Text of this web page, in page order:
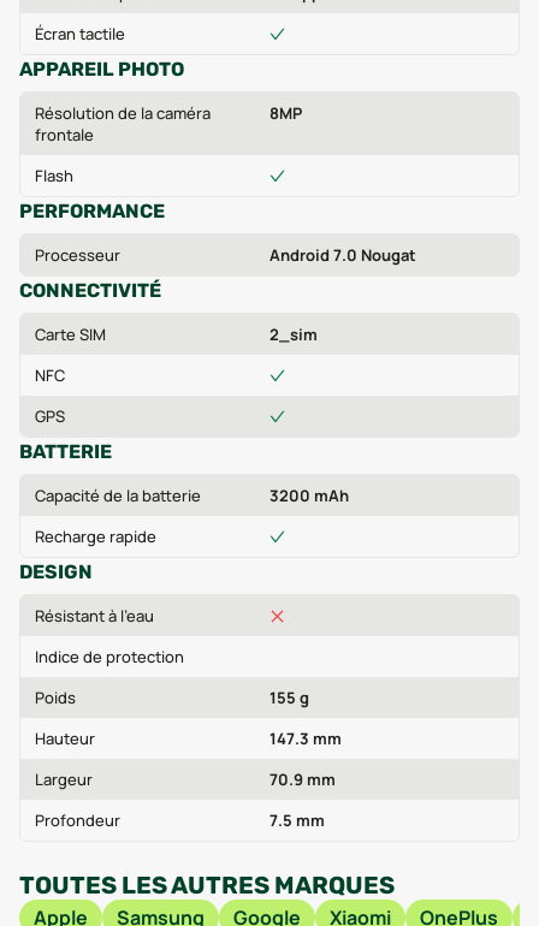
Écran tactile
APPAREIL PHOTO
Résolution de la caméra
frontale
8MP
Flash
PERFORMANCE
Processeur Android 7.0 Nougat
CONNECTIVITÉ
Carte SIM
2_sim
NFC
GPS
BATTERIE
Capacité de la batterie
3200 mAh
Recharge rapide
DESIGN
Résistant à l'eau
Indice de protection
Poids
155 g
Hauteur
147.3 mm
Largeur
70.9 mm
Profondeur
7.5 mm
TOUTES LES AUTRES MARQUES
Apple Samsung Google Xiaomi OnePlus